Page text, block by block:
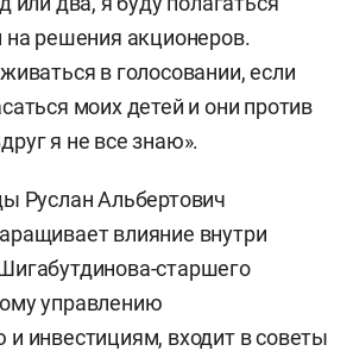
на решения акционеров.
в голосовании, если
моих детей и они против
я не все знаю».
Руслан Альбертович
влияние внутри
старшего
управлению
и инвестициям, входит в советы